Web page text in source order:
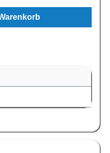
Wert ein